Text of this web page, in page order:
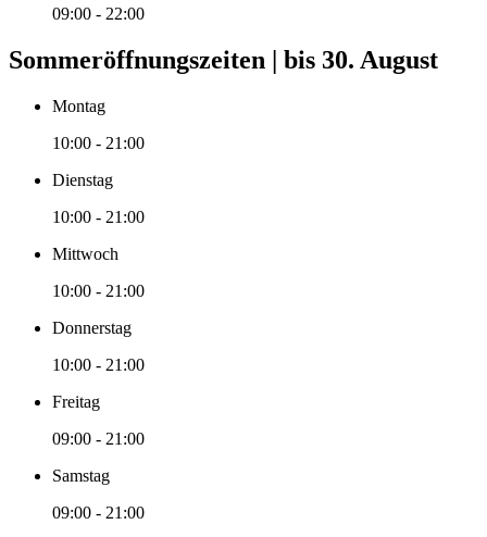
09:00 - 22:00
Sommeröffnungszeiten | bis 30. August
Montag
10:00 - 21:00
Dienstag
10:00 - 21:00
Mittwoch
10:00 - 21:00
Donnerstag
10:00 - 21:00
Freitag
09:00 - 21:00
Samstag
09:00 - 21:00